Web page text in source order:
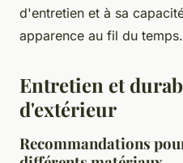
d'entretien et à sa
apparence au fil du temps.
Entretien et
d'extérieur
Recommandations